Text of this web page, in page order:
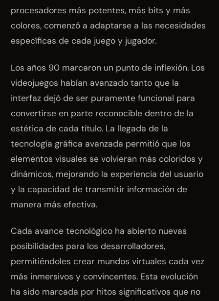
procesadores más potentes, más bits y más
colores, comenzó a adaptarse a las necesidades
específicas de cada juego y jugador.
Los años 90 marcaron un punto de inflexión. Los
videojuegos habían avanzado tanto que la
interfaz dejó de ser puramente funcional para
convertirse en parte reconocible dentro de la
estética de cada título. La llegada de la
tecnología gráfica avanzada permitió que los
elementos visuales se volvieran más coloridos y
dinámicos, mejorando la experiencia del usuario
y la capacidad de transmitir información de
manera más efectiva.
Cada avance tecnológico ha abierto nuevas
posibilidades para los desarrolladores,
permitiéndoles crear mundos virtuales cada vez
más inmersivos y convincentes. Esta evolución
ha sido marcada por hitos significativos que no